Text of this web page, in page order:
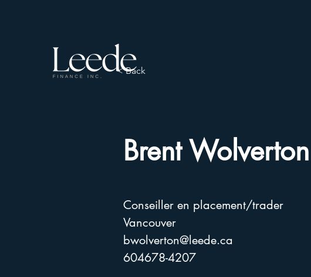
< Back
Brent Wolverton
Conseiller en placement/trader
Vancouver
bwolverton@leede.ca
604678-4207